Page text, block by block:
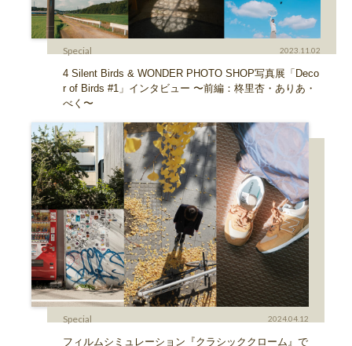
Special 2023.11.02
4 Silent Birds & WONDER PHOTO SHOP写真展「Deco
r of Birds #1」インタビュー 〜前編：柊里杏・ありあ・
べく〜
Special 2024.04.12
フィルムシミュレーション『クラシッククローム』で